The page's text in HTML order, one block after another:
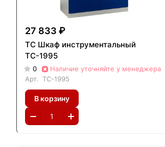
27 833 ₽
ТС Шкаф инструментальный
ТС-1995
0
Наличие уточняйте у менеджера
Арт.
ТС-1995
В корзину